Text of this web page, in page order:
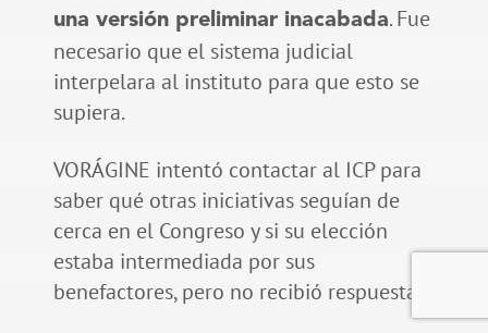
una versión preliminar inacabada. Fue
necesario que el sistema judicial
interpelara al instituto para que esto se
supiera.
VORÁGINE intentó contactar al ICP para
saber qué otras iniciativas seguían de
cerca en el Congreso y si su elección
estaba intermediada por sus
benefactores, pero no recibió respuesta.